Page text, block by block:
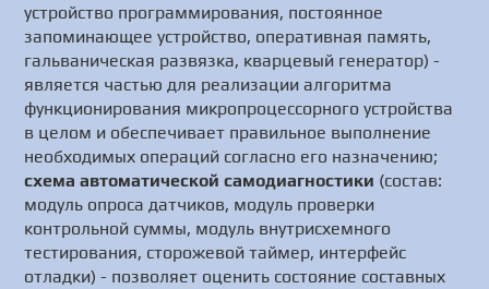
устройство программирования, постоянное
запоминающее устройство, оперативная память,
гальваническая развязка, кварцевый генератор) -
является частью для реализации алгоритма
функционирования микропроцессорного устройства
в целом и обеспечивает правильное выполнение
необходимых операций согласно его назначению;
схема автоматической самодиагностики (состав:
модуль опроса датчиков, модуль проверки
контрольной суммы, модуль внутрисхемного
тестирования, сторожевой таймер, интерфейс
отладки) - позволяет оценить состояние составных